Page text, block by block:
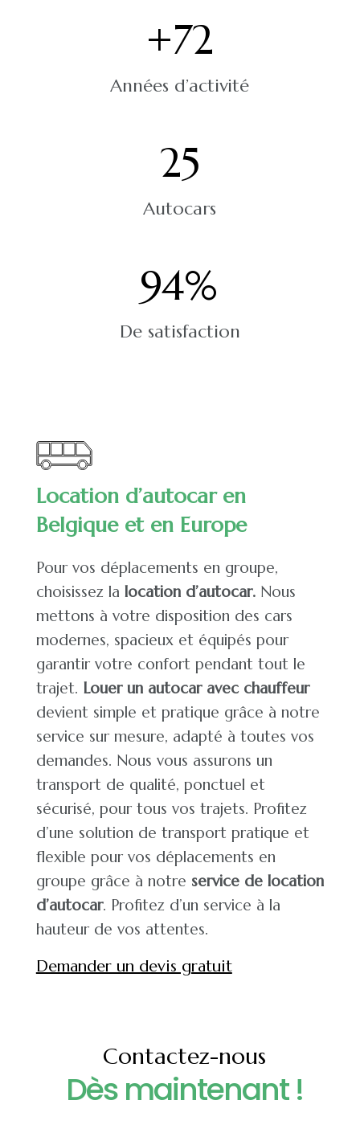
+72
Années d’activité
25
Autocars
94%
De satisfaction
Location d’autocar en
Belgique et en Europe
Pour vos déplacements en groupe,
choisissez la location d’autocar.Nous
mettons à votre disposition des cars
modernes, spacieux et équipés pour
garantir votre confort pendant tout le
trajet. Louer un autocar avec chauffeur
devient simple et pratique grâce à notre
service sur mesure, adapté à toutes vos
demandes. Nous vous assurons un
transport de qualité, ponctuel et
sécurisé, pour tous vos trajets. Profitez
d’une solution de transportpratique et
flexible pour vos déplacements en
groupe grâce à notre service de location
d’autocar. Profitez d’un service à la
hauteur de vos attentes.
Demander un devis gratuit
Contactez-nous
Dès maintenant !